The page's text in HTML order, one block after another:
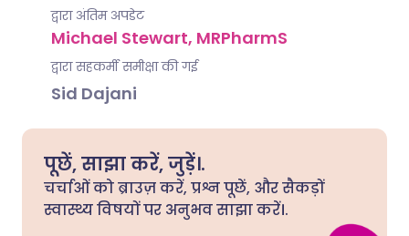
द्वारा अंतिम अपडेट
Michael Stewart, MRPharmS
द्वारा सहकर्मी समीक्षा की गई
Sid Dajani
पूछें, साझा करें, जुड़ें।.
चर्चाओं को ब्राउज़ करें, प्रश्न पूछें, और सैकड़ों
स्वास्थ्य विषयों पर अनुभव साझा करें।.